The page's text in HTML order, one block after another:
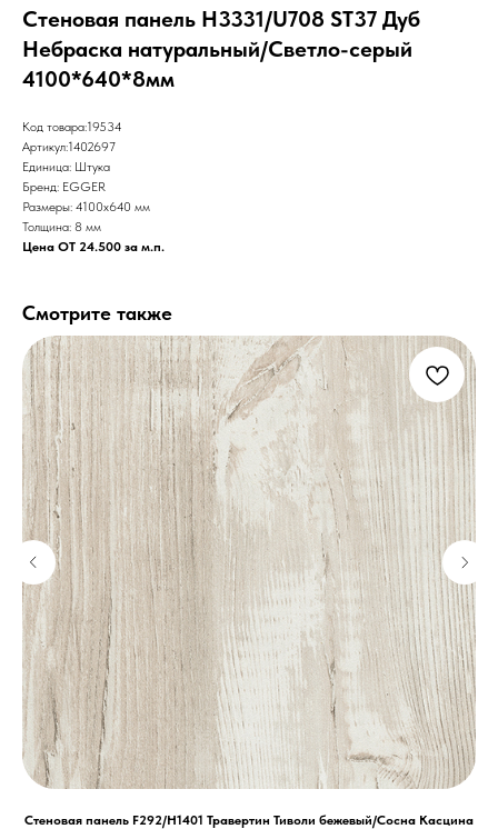
Стеновая панель H3331/U708 ST37 Дуб
Небраска натуральный/Светло-серый
4100*640*8мм
Код товара:19534
Артикул:1402697
Единица: Штука
Бренд: EGGER
Размеры: 4100х640 мм
Толщина: 8 мм
Цена ОТ 24.500 за м.п.
Смотрите также
Стеновая панель F292/Н1401 Травертин Тиволи бежевый/Сосна Касцина